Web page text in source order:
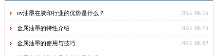
2022-06-15
uv油墨在胶印行业的优势是什么？
2022-06-15
金属油墨的特性介绍
2022-06-02
金属油墨的使用与技巧